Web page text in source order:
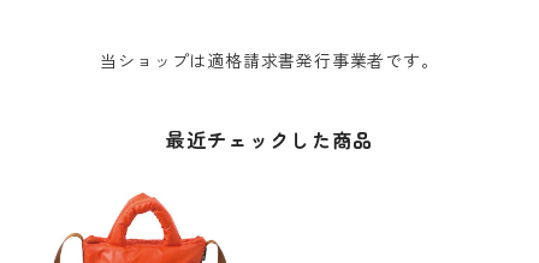
当ショップは適格請求書発行事業者です。
最近チェックした商品